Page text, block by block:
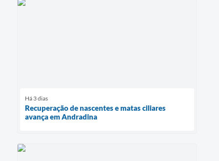
Há 3 dias
Recuperação de nascentes e matas ciliares
avança em Andradina